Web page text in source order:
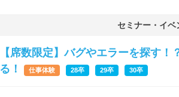
セミナー・イベ
【席数限定】バグやエラーを探す
る！
仕事体験 28卒 29卒 30卒